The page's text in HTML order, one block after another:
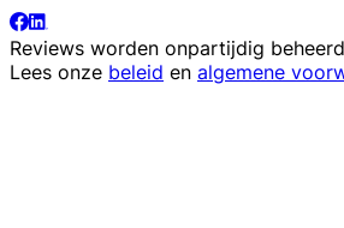
Reviews worden onpartijdig
Lees onze beleid en algemene